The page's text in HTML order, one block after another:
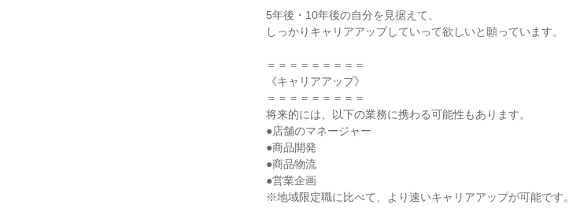
5年後・10年後の自分を見据えて、
しっかりキャリアアップしていって欲しいと願っています。
＝＝＝＝＝＝＝＝＝
《キャリアアップ》
＝＝＝＝＝＝＝＝＝
将来的には、以下の業務に携わる可能性もあります。
●店舗のマネージャー
●商品開発
●商品物流
●営業企画
※地域限定職に比べて、より速いキャリアアップが可能です。